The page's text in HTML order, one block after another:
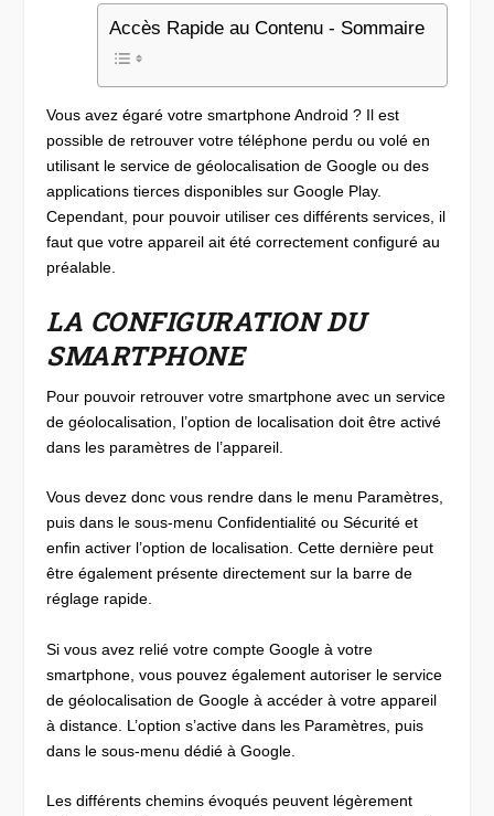
Accès Rapide au Contenu - Sommaire
Vous avez égaré votre smartphone Android ? Il est
possible de retrouver votre téléphone perdu ou volé en
utilisant le service de géolocalisation de Google ou des
applications tierces disponibles sur Google Play.
Cependant, pour pouvoir utiliser ces différents services, il
faut que votre appareil ait été correctement configuré au
préalable.
LA CONFIGURATION DU
SMARTPHONE
Pour pouvoir retrouver votre smartphone avec un service
de géolocalisation, l’option de localisation doit être activé
dans les paramètres de l’appareil.
Vous devez donc vous rendre dans le menu Paramètres,
puis dans le sous-menu Confidentialité ou Sécurité et
enfin activer l’option de localisation. Cette dernière peut
être également présente directement sur la barre de
réglage rapide.
Si vous avez relié votre compte Google à votre
smartphone, vous pouvez également autoriser le service
de géolocalisation de Google à accéder à votre appareil
à distance. L’option s’active dans les Paramètres, puis
dans le sous-menu dédié à Google.
Les différents chemins évoqués peuvent légèrement